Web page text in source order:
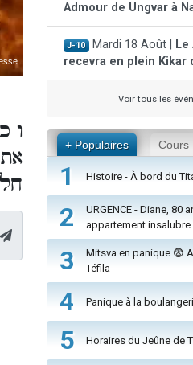
ו
Admour de Ungvar à
J-10 Mardi 18 Août |
recevra en plein Kikar
Voir tous les
+ Populaires Cours
1 Histoire - À bord du
2
URGENCE - Diane, 80
appartement insalubre
3
Mitsva en panique 😨
Téfila
4 Panique à la
5 Horaires du Jeûne de